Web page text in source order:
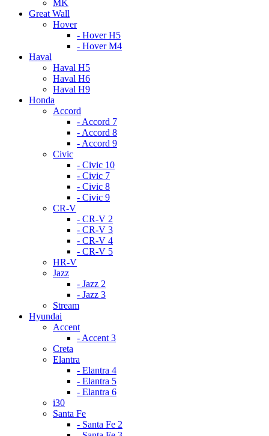
MK
Great Wall
Hover
- Hover H5
- Hover M4
Haval
Haval H5
Haval H6
Haval H9
Honda
Accord
- Accord 7
- Accord 8
- Accord 9
Civic
- Civic 10
- Civic 7
- Civic 8
- Civic 9
CR-V
- CR-V 2
- CR-V 3
- CR-V 4
- CR-V 5
HR-V
Jazz
- Jazz 2
- Jazz 3
Stream
Hyundai
Accent
- Accent 3
Creta
Elantra
- Elantra 4
- Elantra 5
- Elantra 6
i30
Santa Fe
- Santa Fe 2